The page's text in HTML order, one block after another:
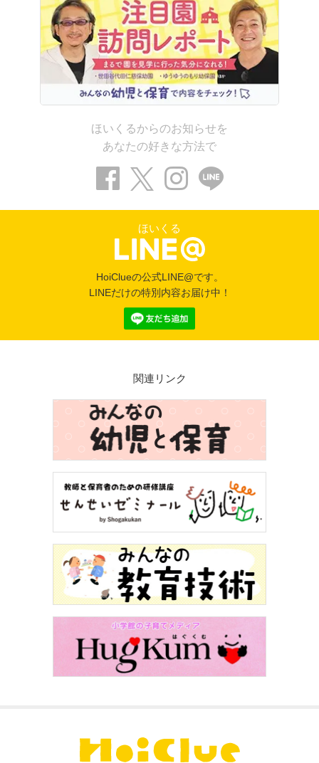
ほいくるからのお知らせを
あなたの好きな方法で
ほいくる
HoiClueの公式LINE@です。
LINEだけの特別内容お届け中！
関連リンク